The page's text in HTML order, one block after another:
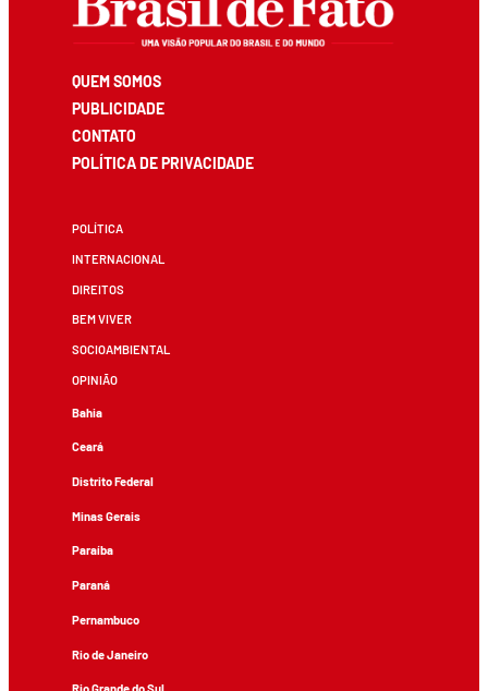
QUEM SOMOS
PUBLICIDADE
CONTATO
POLÍTICA DE PRIVACIDADE
POLÍTICA
INTERNACIONAL
DIREITOS
BEM VIVER
SOCIOAMBIENTAL
OPINIÃO
Bahia
Ceará
Distrito Federal
Minas Gerais
Paraíba
Paraná
Pernambuco
Rio de Janeiro